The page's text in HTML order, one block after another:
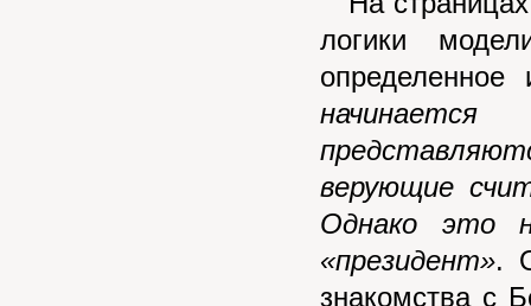
логики
верующие
Однако это
«президент».
знакомства с